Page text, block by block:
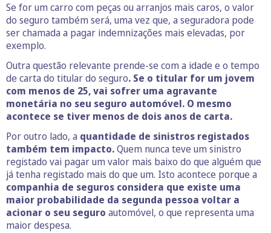
Se for um carro com peças ou arranjos mais caros, o valor
do seguro também será, uma vez que, a seguradora pode
ser chamada a pagar indemnizações mais elevadas, por
exemplo.
Outra questão relevante prende-se com a idade e o tempo
de carta do titular do seguro. Se o titular for um jovem
com menos de 25, vai sofrer uma agravante
monetária no seu seguro automóvel. O mesmo
acontece se tiver menos de dois anos de carta.
Por outro lado, a quantidade de sinistros registados
também tem impacto.Quem nunca teve um sinistro
registado vai pagar um valor mais baixo do que alguém que
já tenha registado mais do que um. Isto acontece porque a
companhia de seguros considera que existe uma
maior probabilidade da segunda pessoa voltar a
acionar o seu seguro automóvel, o que representa uma
maior despesa.